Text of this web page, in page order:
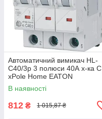
Автоматичний вимикач HL-
С40/3р 3 полюси 40А х-ка С
xPole Home EATON
В наявності
812 ₴ 1 015,87 ₴